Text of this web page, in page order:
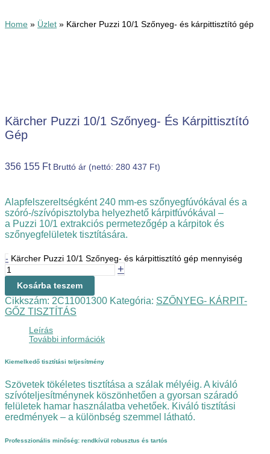
Home » Üzlet » Kärcher Puzzi 10/1 Szőnyeg- és kárpittisztító gép
Kärcher Puzzi 10/1 Szőnyeg- És Kárpittisztító
Gép
356 155 Ft Bruttó ár (nettó: 280 437 Ft)
Alapfelszereltségként 240 mm-es szőnyegfúvókával és a
szóró-/szívópisztolyba helyezhető kárpitfúvókával –
a Puzzi 10/1 extrakciós permetezőgép a kárpitok és
szőnyegfelületek tisztítására.
- Kärcher Puzzi 10/1 Szőnyeg- és kárpittisztító gép mennyiség
+
Kosárba teszem
Cikkszám: 2C11001300 Kategória: SZŐNYEG- KÁRPIT-
GŐZ TISZTÍTÁS
Leírás
További információk
Kiemelkedő tisztítási teljesítmény
Szövetek tökéletes tisztítása a szálak mélyéig. A kiváló
szívóteljesítménynek köszönhetően a gyorsan száradó
felületek hamar használatba vehetőek. Kiváló tisztítási
eredmények – a különbség szemmel látható.
Professzionális minőség: rendkívül robusztus és tartós